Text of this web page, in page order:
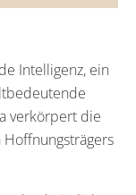
Intelligenz, ein
verkörpert die